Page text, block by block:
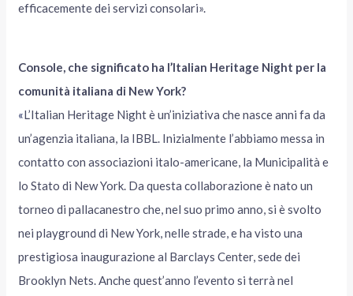
efficacemente dei servizi consolari».
Console, che significato ha l’Italian Heritage Night per la
comunità italiana di New York?
«L’Italian Heritage Night è un’iniziativa che nasce anni fa da
un’agenzia italiana, la IBBL. Inizialmente l’abbiamo messa in
contatto con associazioni italo-americane, la Municipalità e
lo Stato di New York. Da questa collaborazione è nato un
torneo di pallacanestro che, nel suo primo anno, si è svolto
nei playground di New York, nelle strade, e ha visto una
prestigiosa inaugurazione al Barclays Center, sede dei
Brooklyn Nets. Anche quest’anno l’evento si terrà nel